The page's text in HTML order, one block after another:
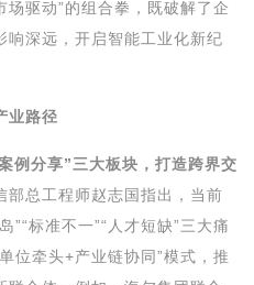
驱动”的组合拳，既破解了企
响深远，开启智能工业化新纪
业路径
例分享”三大板块，打造跨界交
部总工程师赵志国指出，当前
”“标准不一”“人才短缺”三大痛
位牵头+产业链协同”模式，推